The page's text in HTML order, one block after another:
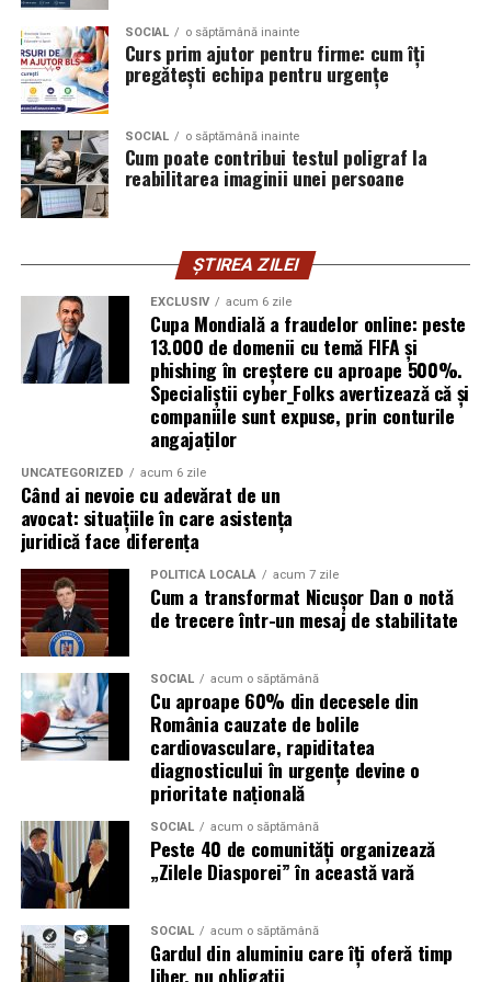
infrastructurii, de la filtrarea traficului malițios până la
izolarea site-urilor compromise. Dar phishingul nu
exploatează doar serverele, ci mai ales oamenii. Niciun
furnizor de hosting nu poate opri un utilizator să își
introducă parola pe o pagină clonată. În acel moment,
vigilența utilizatorului rămâne prima linie de apărare”,
explică Horațiu Șimon, Chief Technology Officer
cyber_Folks România.
informările din ultima lună amenințările asociate
turneului, de la fraude online și furtul datelor până la
operațiuni de dezinformare.
Avertismentele publice s-au concentrat în principal
asupra fanilor și infrastructurii orașelor gazdă, însă
specialiștii atrag atenția că firmele pot fi afectate
inclusiv atunci când nu au nicio legătură directă cu
industria sportului, turismului sau vânzarea de bilete.
Atacurile sunt mai eficiente în contextul
evenimentelor globale
Campaniile de phishing asociate evenimentelor
importante profită de interesul public ridicat, de
presiunea timpului și de teama utilizatorilor că ar putea
pierde o ofertă sau o oportunitate. Mesajele care anunță
ultimele bilete disponibile, acces limitat la o transmisie
sau câștigarea unui premiu pot determina utilizatorii să
reacționeze înainte de a verifica sursa.
Turneul se încheie pe 19 iulie, iar specialiștii anticipează
o intensificare a activității frauduloase în perioada
finalei. Printre cele mai utilizate pretexte se numără
transmisiunile pirat, biletele revândute, pariurile,
tombolele, concursurile și falsele oferte de călătorie.
Pentru a răspunde riscurilor tot mai complexe,
SOCIAL o săptămână inainte
Curs prim ajutor pentru firme: cum îți
pregătești echipa pentru urgențe
SOCIAL o săptămână inainte
Cum poate contribui testul poligraf la
reabilitarea imaginii unei persoane
ȘTIREA ZILEI
EXCLUSIV acum 6 zile
Cupa Mondială a fraudelor online: peste
13.000 de domenii cu temă FIFA și
phishing în creștere cu aproape 500%.
Specialiștii cyber_Folks avertizează că și
companiile sunt expuse, prin conturile
angajaților
UNCATEGORIZED acum 6 zile
Când ai nevoie cu adevărat de un
avocat: situațiile în care asistența
juridică face diferența
POLITICĂ LOCALĂ acum 7 zile
Cum a transformat Nicușor Dan o notă
de trecere într-un mesaj de stabilitate
SOCIAL acum o săptămână
Cu aproape 60% din decesele din
România cauzate de bolile
cardiovasculare, rapiditatea
diagnosticului în urgențe devine o
prioritate națională
SOCIAL acum o săptămână
Peste 40 de comunități organizează
„Zilele Diasporei” în această vară
SOCIAL acum o săptămână
Gardul din aluminiu care îți oferă timp
liber, nu obligații